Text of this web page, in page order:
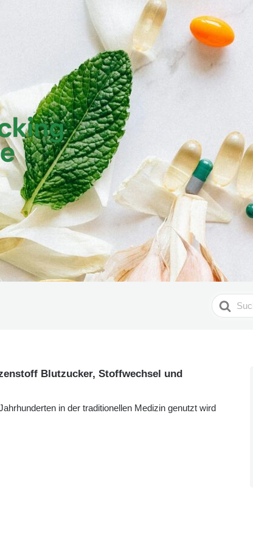
Search
For
Blutzucker, Stoffwechsel und
in der traditionellen Medizin genutzt wird